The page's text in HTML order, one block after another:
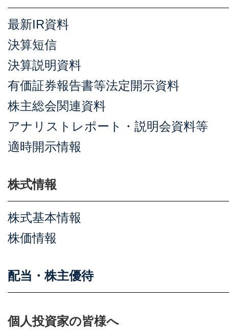
最新IR資料
決算短信
決算説明資料
有価証券報告書等法定開示資料
株主総会関連資料
アナリストレポート・説明会資料等
適時開示情報
株式情報
株式基本情報
株価情報
配当・株主優待
個人投資家の皆様へ